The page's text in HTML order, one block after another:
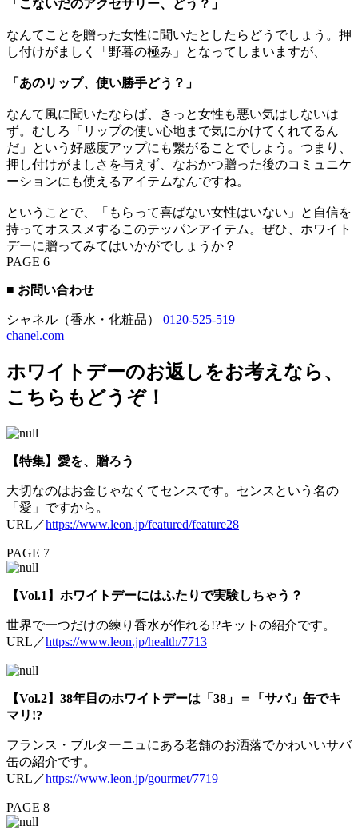
「こないだのアクセサリー、どう？」
なんてことを贈った女性に聞いたとしたらどうでしょう。押
し付けがましく「野暮の極み」となってしまいますが、
「あのリップ、使い勝手どう？」
なんて風に聞いたならば、きっと女性も悪い気はしないは
ず。むしろ「リップの使い心地まで気にかけてくれてるん
だ」という好感度アップにも繋がることでしょう。つまり、
押し付けがましさを与えず、なおかつ贈った後のコミュニケ
ーションにも使えるアイテムなんですね。
ということで、「もらって喜ばない女性はいない」と自信を
持ってオススメするこのテッパンアイテム。ぜひ、ホワイト
デーに贈ってみてはいかがでしょうか？
PAGE 6
■ お問い合わせ
シャネル（香水・化粧品） 0120-525-519
chanel.com
ホワイトデーのお返しをお考えなら、
こちらもどうぞ！
【特集】愛を、贈ろう
大切なのはお金じゃなくてセンスです。センスという名の
「愛」ですから。
URL／https://www.leon.jp/featured/feature28
PAGE 7
【Vol.1】ホワイトデーにはふたりで実験しちゃう？
世界で一つだけの練り香水が作れる!?キットの紹介です。
URL／https://www.leon.jp/health/7713
【Vol.2】38年目のホワイトデーは「38」＝「サバ」缶でキ
マリ!?
フランス・ブルターニュにある老舗のお洒落でかわいいサバ
缶の紹介です。
URL／https://www.leon.jp/gourmet/7719
PAGE 8